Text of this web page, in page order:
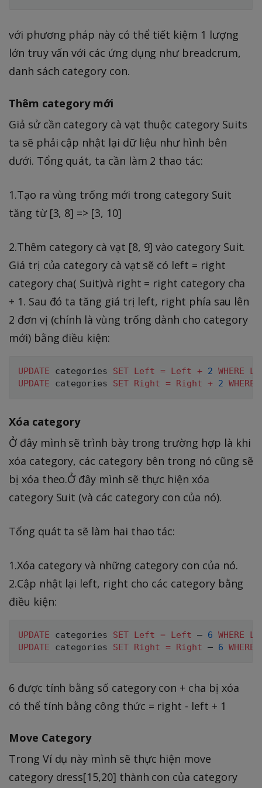
với phương pháp này có thể tiết kiệm 1 lượng
lớn truy vấn với các ứng dụng như breadcrum,
danh sách category con.
Thêm category mới
Giả sử cần category cà vạt thuộc category Suits
ta sẽ phải cập nhật lại dữ liệu như hình bên
dưới. Tổng quát, ta cần làm 2 thao tác:
1.Tạo ra vùng trống mới trong category Suit
tăng từ [3, 8] => [3, 10]
2.Thêm category cà vạt [8, 9] vào category Suit.
Giá trị của category cà vạt sẽ có left = right
category cha( Suit)và right = right category cha
+ 1. Sau đó ta tăng giá trị left, right phía sau lên
2 đơn vị (chính là vùng trống dành cho category
mới) bằng điều kiện:
UPDATE categories SET Left = Left + 2 WHERE
UPDATE categories SET Right = Right + 2 WHERE
Xóa category
Ở đây mình sẽ trình bày trong trường hợp là khi
xóa category, các category bên trong nó cũng sẽ
bị xóa theo.Ở đây mình sẽ thực hiện xóa
category Suit (và các category con của nó).
Tổng quát ta sẽ làm hai thao tác:
1.Xóa category và những category con của nó.
2.Cập nhật lại left, right cho các category bằng
điều kiện:
UPDATE categories SET Left = Left – 6 WHERE
UPDATE categories SET Right = Right – 6 WHERE
6 được tính bằng số category con + cha bị xóa
có thể tính bằng công thức = right - left + 1
Move Category
Trong Ví dụ này mình sẽ thực hiện move
category dress[15,20] thành con của category